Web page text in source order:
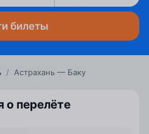
билеты
/ Астрахань — Баку
перелёте